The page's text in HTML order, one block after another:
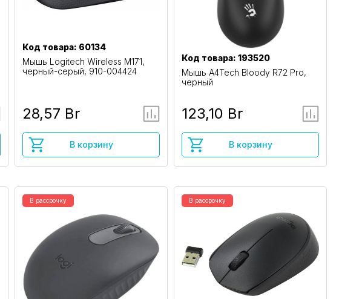
Код товара: 60134
Мышь Logitech Wireless M171,
черный-серый, 910-004424
28,57 Br
В корзину
Код товара: 193520
Мышь A4Tech Bloody R72 Pro,
черный
123,10 Br
В корзину
В рассрочку В рассрочку